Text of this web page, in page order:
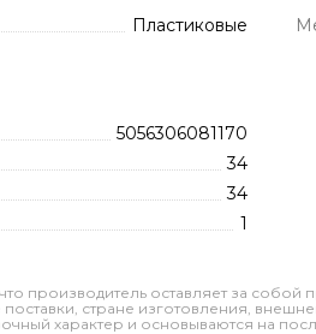
Пластиковые
5056306081170
34
34
1
производитель оставляет за собой
поставки, стране изготовления,
характер и основываются на